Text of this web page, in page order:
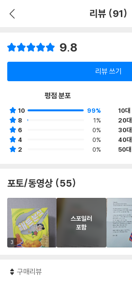
리뷰 (91)
9.8
리뷰 쓰기
평점 분포
10
99%
8
1%
6
0%
4
0%
2
0%
10대
20대
30대
40대
50대
포토/동영상 (55)
3
스포일러
포함
구매리뷰